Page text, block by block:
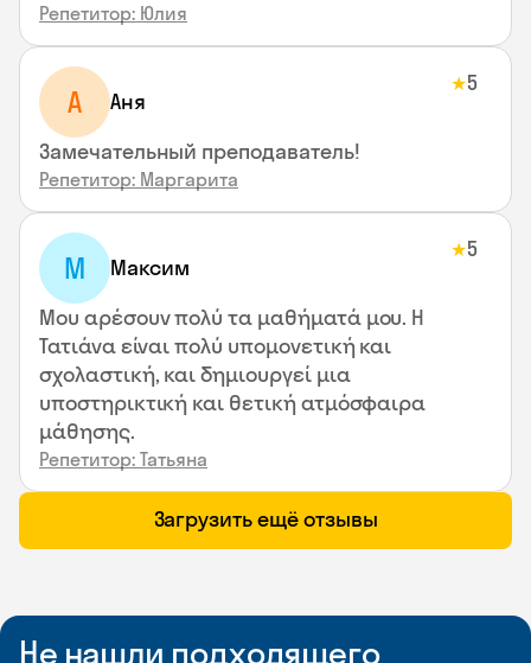
Репетитор: Юлия
А Аня
★5
Замечательный преподаватель!
Репетитор: Маргарита
М Максим
★5
Μου αρέσουν πολύ τα μαθήματά μου. Η
Τατιάνα είναι πολύ υπομονετική και
σχολαστική, και δημιουργεί μια
υποστηρικτική και θετική ατμόσφαιρα
μάθησης.
Репетитор: Татьяна
Загрузить ещё отзывы
Не нашли подходящего